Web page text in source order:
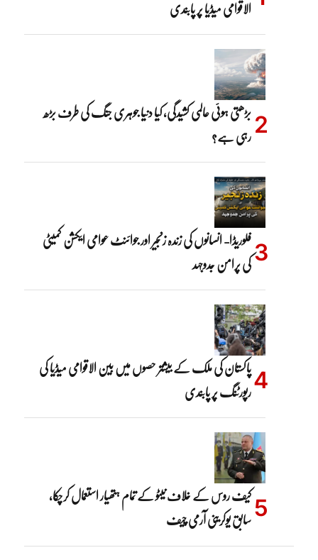
الاقوامی میڈیا پر پابندی
بڑھتی ہوئی عالمی کشیدگی، کیا دنیا جوہری جنگ کی طرف بڑھ
رہی ہے؟
فلوریڈا- انسانوں کی زندہ زنجیر اور جوائنٹ عوامی ایکشن کمیٹی
کی پرامن جدوجہد
پاکستان کی ملک کے بیشتر حصوں میں بین الاقوامی میڈیا کی
رپورٹنگ پر پابندی
کیف روس کے خلاف نیٹو کے تمام ہتھیار استعمال کرچکا،
سابق یوکرینی آرمی چیف